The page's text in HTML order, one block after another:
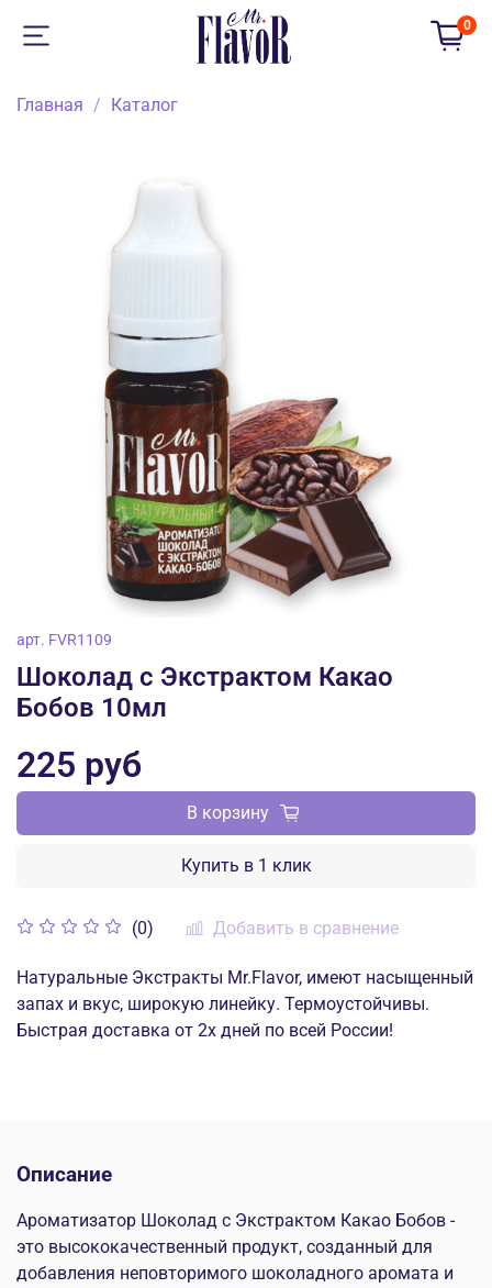
0
Главная Каталог
арт. FVR1109
Шоколад с Экстрактом Какао
Бобов 10мл
(0) Добавить в сравнение
225 руб
В корзину
Купить в 1 клик
Натуральные Экстракты Mr.Flavor, имеют насыщенный
запах и вкус, широкую линейку. Термоустойчивы.
Быстрая доставка от 2х дней по всей России!
Описание
Ароматизатор Шоколад с Экстрактом Какао Бобов -
это высококачественный продукт, созданный для
добавления неповторимого шоколадного аромата и